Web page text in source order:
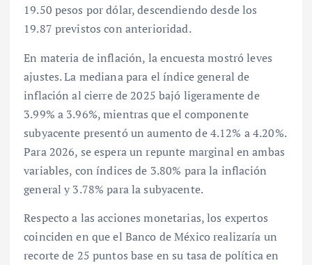
19.50 pesos por dólar, descendiendo desde los
19.87 previstos con anterioridad.
En materia de inflación, la encuesta mostró leves
ajustes. La mediana para el índice general de
inflación al cierre de 2025 bajó ligeramente de
3.99% a 3.96%, mientras que el componente
subyacente presentó un aumento de 4.12% a 4.20%.
Para 2026, se espera un repunte marginal en ambas
variables, con índices de 3.80% para la inflación
general y 3.78% para la subyacente.
Respecto a las acciones monetarias, los expertos
coinciden en que el Banco de México realizaría un
recorte de 25 puntos base en su tasa de política en